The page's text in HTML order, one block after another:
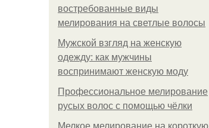
востребованные виды
мелирования на светлые волосы
Мужской взгляд на женскую
одежду: как мужчины
воспринимают женскую моду
Профессиональное мелирование
русых волос с помощью чёлки
Мелкое мелирование на короткую